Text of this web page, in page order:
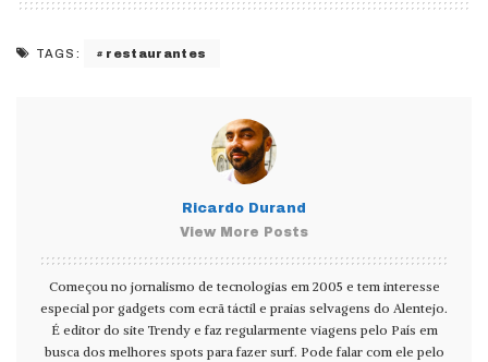
TAGS: restaurantes
Ricardo Durand
View More Posts
Começou no jornalismo de tecnologias em 2005 e tem interesse
especial por gadgets com ecrã táctil e praias selvagens do Alentejo.
É editor do site Trendy e faz regularmente viagens pelo País em
busca dos melhores spots para fazer surf. Pode falar com ele pelo